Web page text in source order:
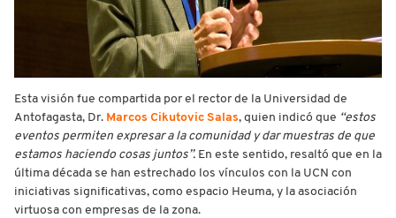
Esta visión fue compartida por el rector de la Universidad de
Antofagasta, Dr. Marcos Cikutovic Salas, quien indicó que “estos
eventos permiten expresar a la comunidad y dar muestras de que
estamos haciendo cosas juntos”. En este sentido, resaltó que en la
última década se han estrechado los vínculos con la UCN con
iniciativas significativas, como espacio Heuma, y la asociación
virtuosa con empresas de la zona.